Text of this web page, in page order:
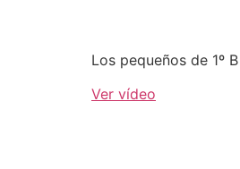
Los pequeños de 1º
Ver vídeo